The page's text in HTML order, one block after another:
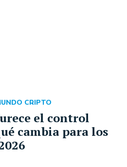
el control
cambia para los
CRIPTO